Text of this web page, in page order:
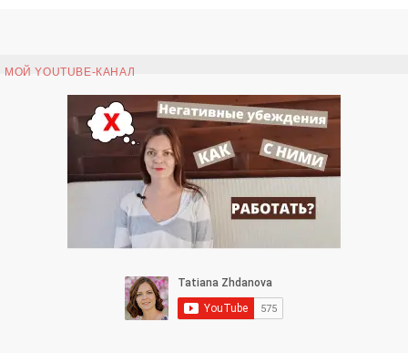
МОЙ YOUTUBE-КАНАЛ